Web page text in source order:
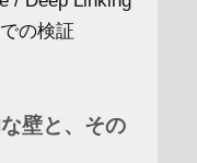
の検証
壁と、その